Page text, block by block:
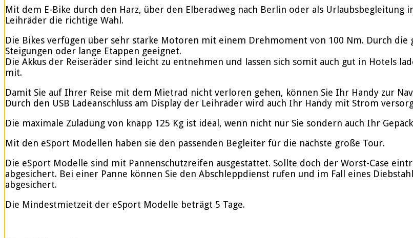
Mit dem E-Bike durch den Harz, über den Elberadweg nach Berlin oder als
Leihräder die richtige Wahl.
Die Bikes verfügen über sehr starke Motoren mit einem Drehmoment von 100 Nm. Durch die
Steigungen oder lange Etappen geeignet.
Die Akkus der Reiseräder sind leicht zu entnehmen und lassen sich somit auch gut in Hotels
mit.
Damit Sie auf Ihrer Reise mit dem Mietrad nicht verloren gehen, können Sie Ihr Handy zur
Durch den USB Ladeanschluss am Display der Leihräder wird auch Ihr Handy mit Strom
Die maximale Zuladung von knapp 125 Kg ist ideal, wenn nicht nur Sie sondern auch Ihr
Mit den eSport Modellen haben sie den passenden Begleiter für die nächste große Tour.
Die eSport Modelle sind mit Pannenschutzreifen ausgestattet. Sollte doch der Worst-Case
abgesichert. Bei einer Panne können Sie den Abschleppdienst rufen und im Fall eines
abgesichert.
Die Mindestmietzeit der eSport Modelle beträgt 5 Tage.